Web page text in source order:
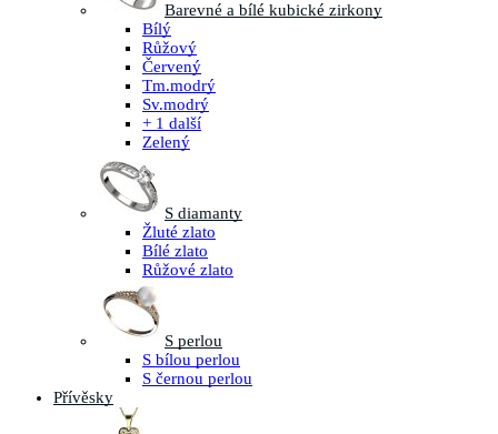
Barevné a bílé kubické zirkony
Bílý
Růžový
Červený
Tm.modrý
Sv.modrý
+ 1 další
Zelený
S diamanty
Žluté zlato
Bílé zlato
Růžové zlato
S perlou
S bílou perlou
S černou perlou
Přívěsky